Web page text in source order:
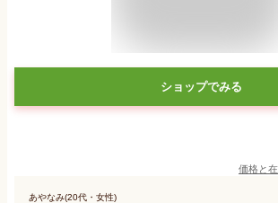
ショップでみる
価格と
あやなみ(20代・女性)